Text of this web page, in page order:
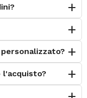
l'acquisto?